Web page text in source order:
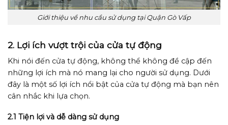
Giới thiệu về nhu cầu sử dụng tại Quận Gò Vấp
2. Lợi ích vượt trội của cửa tự động
Khi nói đến cửa tự động, không thể không đề cập đến
những lợi ích mà nó mang lại cho người sử dụng. Dưới
đây là một số lợi ích nổi bật của cửa tự động mà bạn nên
cân nhắc khi lựa chọn.
2.1 Tiện lợi và dễ dàng sử dụng